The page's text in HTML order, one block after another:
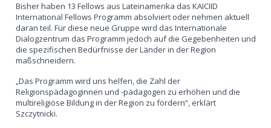
Bisher haben 13 Fellows aus Lateinamerika das KAICIID
International Fellows Programm absolviert oder nehmen aktuell
daran teil. Für diese neue Gruppe wird das Internationale
Dialogzentrum das Programm jedoch auf die Gegebenheiten und
die spezifischen Bedürfnisse der Länder in der Region
maßschneidern.
„Das Programm wird uns helfen, die Zahl der
Religionspädagoginnen und -pädagogen zu erhöhen und die
multireligiöse Bildung in der Region zu fördern“, erklärt
Szczytnicki.